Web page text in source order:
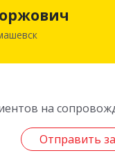
на
Отправить
352731,
Отправить